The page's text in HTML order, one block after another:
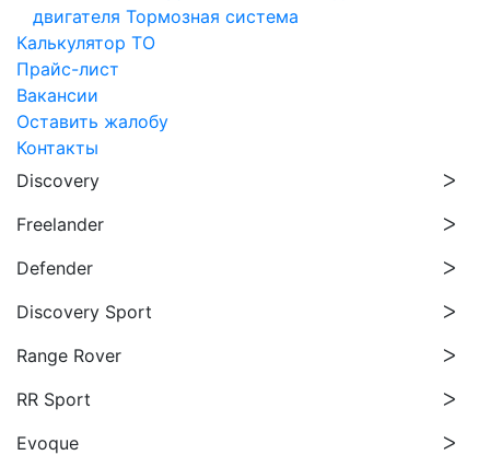
двигателя Тормозная система
Калькулятор ТО
Прайс-лист
Вакансии
Оставить жалобу
Контакты
Discovery
Freelander
Defender
Discovery Sport
Range Rover
RR Sport
Evoque